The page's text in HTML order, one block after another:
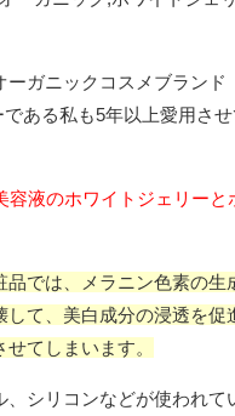
ガニックコスメブランド
である私も5年以上愛用さ
容液のホワイトジェリーと
では、メラニン色素の生
して、美白成分の浸透を促
てしまいます。
、シリコンなどが使われて